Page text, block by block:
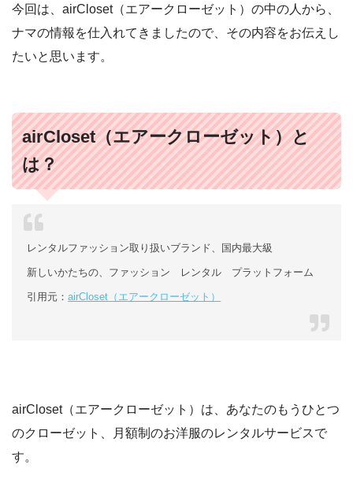
今回は、airCloset（エアークローゼット）の中の人から、
ナマの情報を仕入れてきましたので、その内容をお伝えし
たいと思います。
airCloset（エアークローゼット）と
は？
レンタルファッション取り扱いブランド、国内最大級
新しいかたちの、ファッション レンタル プラットフォーム
引用元：airCloset（エアークローゼット）
airCloset（エアークローゼット）は、あなたのもうひとつ
のクローゼット、月額制のお洋服のレンタルサービスで
す。